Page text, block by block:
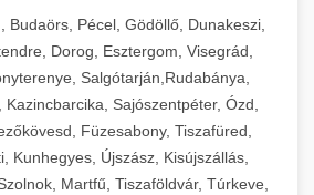
iparikonyhagepek.huKülönböző reszelési
alkalmazásokhoz.
iparikonyhagepek.hu
sajtreszelő
Nagykonyhai
+
berendezések és
vendéglátóipari kellékek.
éttermi és catering
Budaörs, Pécel, Gödöllő, Dunakeszi,
Dorog, Esztergom, Visegrád,
Salgótarján,Rudabánya,
Kazincbarcika, Sajószentpéter, Ózd,
Füzesabony, Tiszafüred,
Kunhegyes, Újszász, Kisújszállás,
Martfű, Tiszaföldvár, Túrkeve,